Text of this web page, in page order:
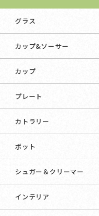
グラス
カップ&ソーサー
カップ
プレート
カトラリー
ポット
シュガー＆クリーマー
インテリア